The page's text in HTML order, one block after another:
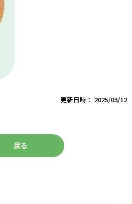
更新日時： 2025/03/12
戻る